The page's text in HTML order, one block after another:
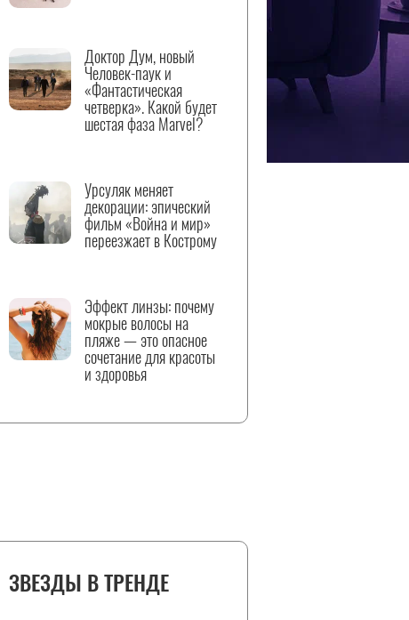
Доктор Дум, новый
Человек-паук и
«Фантастическая
четверка». Какой будет
шестая фаза Marvel?
Урсуляк меняет
декорации: эпический
фильм «Война и мир»
переезжает в Кострому
Эффект линзы: почему
мокрые волосы на
пляже — это опасное
сочетание для красоты
и здоровья
ЗВЕЗДЫ В ТРЕНДЕ